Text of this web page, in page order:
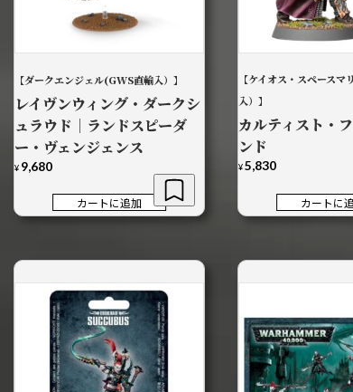
【ダークエンジェル(GWS直輸入）】
レイヴンウィング・ダークシ
ュラウド｜ランドスピーダ
ー・ヴェンジェンス
¥ 9,680
カートに追加
【ケイオス・スペース
入）】
カルティスト・
ンド
¥5,830
カートに